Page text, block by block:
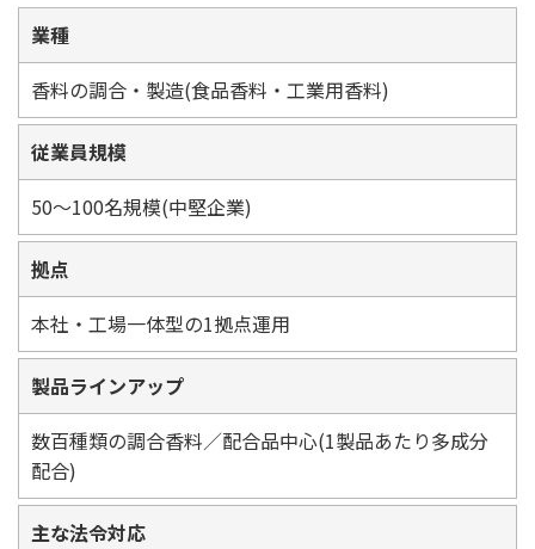
業種
香料の調合・製造(食品香料・工業用香料)
従業員規模
50～100名規模(中堅企業)
拠点
本社・工場一体型の1拠点運用
製品ラインアップ
数百種類の調合香料／配合品中心(1製品あたり多成分
配合)
主な法令対応